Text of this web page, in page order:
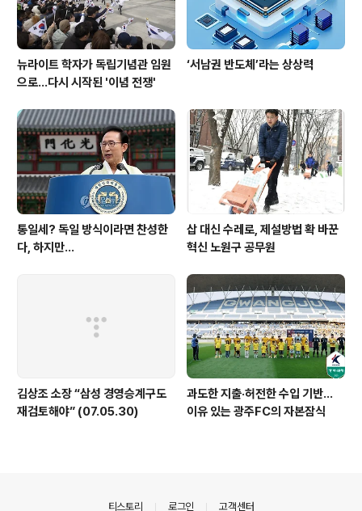
뉴라이트 학자가 독립기념관 임원
으로…다시 시작된 '이념 전쟁'
‘서남권 반도체’라는 상상력
통일세? 독일 방식이라면 찬성한
다, 하지만...
삽 대신 수레로, 제설방법 확 바꾼
혁신 노원구 공무원
김상조 소장 “삼성 경영승계구도
재검토해야” (07.05.30)
과도한 지출·허전한 수입 기반…
이유 있는 광주FC의 자본잠식
티스토리 로그인 고객센터